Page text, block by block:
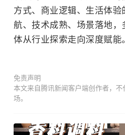
方式、商业逻辑、生活体验
航、技术成熟、场景落地，
体从行业探索走向深度赋能
免责声明
本文来自腾讯新闻客户端创作者，
场。